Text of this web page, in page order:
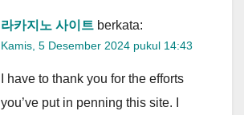
라카지노 사이트 berkata:
Kamis, 5 Desember 2024 pukul 14:43
I have to thank you for the efforts
you’ve put in penning this site. I